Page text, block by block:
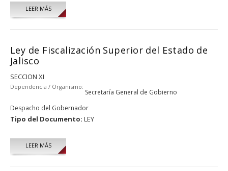
LEER MÁS
Ley de Fiscalización Superior del Estado de
Jalisco
SECCION XI
Dependencia / Organismo:
Secretaría General de Gobierno
Despacho del Gobernador
Tipo del Documento: LEY
LEER MÁS